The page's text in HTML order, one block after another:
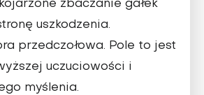
zbaczanie gałek
uszkodzenia.
przedczołowa. Pole to jest
uczuciowości i
myślenia.